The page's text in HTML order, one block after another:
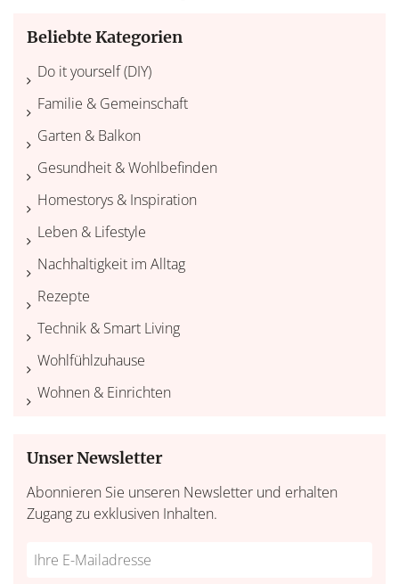
Beliebte Kategorien
Do it yourself (DIY)
Familie & Gemeinschaft
Garten & Balkon
Gesundheit & Wohlbefinden
Homestorys & Inspiration
Leben & Lifestyle
Nachhaltigkeit im Alltag
Rezepte
Technik & Smart Living
Wohlfühlzuhause
Wohnen & Einrichten
Unser Newsletter
Abonnieren Sie unseren Newsletter und erhalten
Zugang zu exklusiven Inhalten.
Do
*Ihre